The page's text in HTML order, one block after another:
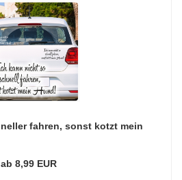
fahren, sonst kotzt mein
ab 8,99 EUR